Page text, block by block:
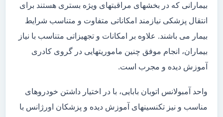
بیمارانی که در بخشهای مراقبتهای ویژه بستری هستند برای
انتقال پزشکی نیازمند امکاناتی متفاوت و متناسب شرایط
بیمار می باشند. علاوه بر امکانات و تجهیزاتی متناسب با نیاز
بیماران، انجام موفق چنین ماموریتهایی در گروی کادری
آموزش دیده و مجرب است.
واحد آمبولانس اتوبان بابایی، با در اختیار داشتن خودروهای
مناسب و نیز تکنسینهای آموزش دیده و پزشکان اورژانس با